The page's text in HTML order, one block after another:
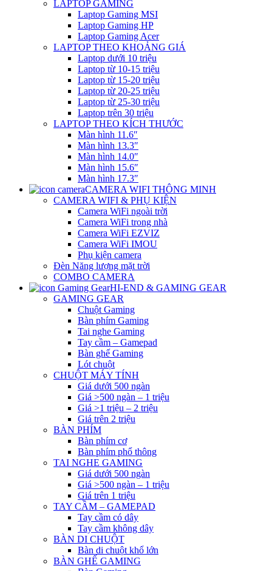
LAPTOP GAMING
Laptop Gaming MSI
Laptop Gaming HP
Laptop Gaming Acer
LAPTOP THEO KHOẢNG GIÁ
Laptop dưới 10 triệu
Laptop từ 10-15 triệu
Laptop từ 15-20 triệu
Laptop từ 20-25 triệu
Laptop từ 25-30 triệu
Laptop trên 30 triệu
LAPTOP THEO KÍCH THƯỚC
Màn hình 11.6″
Màn hình 13.3″
Màn hình 14.0″
Màn hình 15.6″
Màn hình 17.3″
CAMERA WIFI THÔNG MINH
CAMERA WIFI & PHỤ KIỆN
Camera WiFi ngoài trời
Camera WiFi trong nhà
Camera WiFi EZVIZ
Camera WiFi IMOU
Phụ kiện camera
Đèn Năng lượng mặt trời
COMBO CAMERA
HI-END & GAMING GEAR
GAMING GEAR
Chuột Gaming
Bàn phím Gaming
Tai nghe Gaming
Tay cầm – Gamepad
Bàn ghế Gaming
Lót chuột
CHUỘT MÁY TÍNH
Giá dưới 500 ngàn
Giá >500 ngàn – 1 triệu
Giá >1 triệu – 2 triệu
Giá trên 2 triệu
BÀN PHÍM
Bàn phím cơ
Bàn phím phổ thông
TAI NGHE GAMING
Giá dưới 500 ngàn
Giá >500 ngàn – 1 triệu
Giá trên 1 triệu
TAY CẦM – GAMEPAD
Tay cầm có dây
Tay cầm không dây
BÀN DI CHUỘT
Bàn di chuột khổ lớn
BÀN GHẾ GAMING